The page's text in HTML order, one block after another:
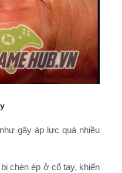
gây áp lực quá nhiều
chèn ép ở cổ tay, khiến